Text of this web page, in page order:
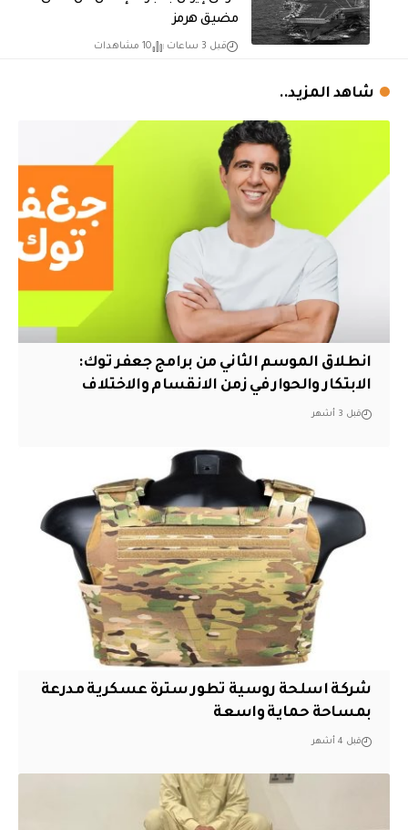
مضيق هرمز
قبل 3 ساعات 10 مشاهدات
شاهد المزيد..
انطلاق الموسم الثاني من برامج جعفر توك:
الابتكار والحوار في زمن الانقسام والاختلاف
قبل 3 أشهر
شركة اسلحة روسية تطور سترة عسكرية مدرعة
بمساحة حماية واسعة
قبل 4 أشهر